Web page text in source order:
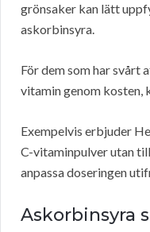
grönsaker kan lätt
askorbinsyra.
För dem som har svårt
vitamin genom
Exempelvis erbjuder
C-vitaminpulver utan
anpassa doseringen
Askorbinsyra